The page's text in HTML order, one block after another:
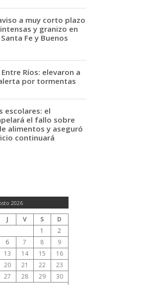
a muy corto plazo
y granizo en
Fe y Buenos
Ríos: elevaron a
por tormentas
escolares: el
el fallo sobre
alimentos y aseguró
continuará
2026
J V S
D
1
2
6 7 8
9
13 14 15
16
20 21 22
23
27 28 29
30